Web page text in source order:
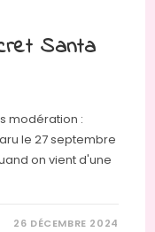
Santa
modération :
le 27 septembre
on vient d'une
26 DÉCEMBRE 2024